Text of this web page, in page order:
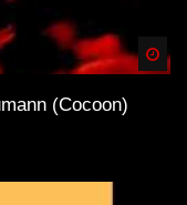
(Cocoon)